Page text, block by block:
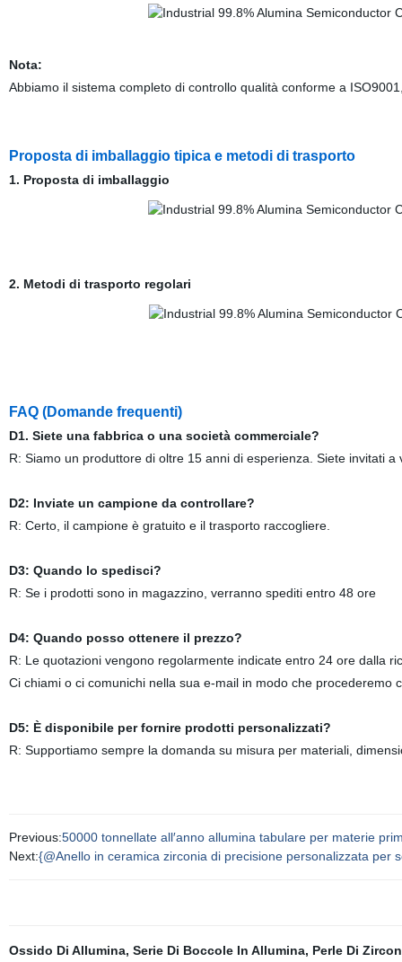
Nota:
Abbiamo il sistema completo di controllo qualità conforme a
Proposta di imballaggio tipica e metodi di trasporto
1. Proposta di imballaggio
2. Metodi di trasporto regolari
FAQ (Domande frequenti)
D1. Siete una fabbrica o una società commerciale?
R: Siamo un produttore di oltre 15 anni di esperienza. Siete invitati a
D2: Inviate un campione da controllare?
R: Certo, il campione è gratuito e il trasporto raccogliere.
D3: Quando lo spedisci?
R: Se i prodotti sono in magazzino, verranno spediti entro 48 ore
D4: Quando posso ottenere il prezzo?
R: Le quotazioni vengono regolarmente indicate entro 24 ore dalla
Ci chiami o ci comunichi nella sua e-mail in modo che procederemo
D5: È disponibile per fornire prodotti personalizzati?
R: Supportiamo sempre la domanda su misura per materiali,
Previous:50000 tonnellate all′anno allumina tabulare per materie
Next:{@Anello in ceramica zirconia di precisione personalizzata per
Ossido Di Allumina, Serie Di Boccole In Allumina, Perle Di